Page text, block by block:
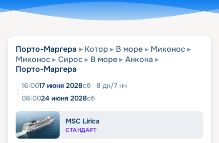
Порто-Маргера Котор В море
Миконос
Миконос
Сирос В море
Анкона
Порто-Маргера
16:0017 июня 2028сб 8 дн/7 нч
08:0024 июня 2028сб
MSC Lirica
СТАНДАРТ